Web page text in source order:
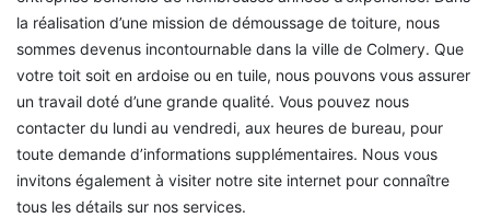
la réalisation d’une mission de démoussage de toiture, nous
sommes devenus incontournable dans la ville de Colmery. Que
votre toit soit en ardoise ou en tuile, nous pouvons vous assurer
un travail doté d’une grande qualité. Vous pouvez nous
contacter du lundi au vendredi, aux heures de bureau, pour
toute demande d’informations supplémentaires. Nous vous
invitons également à visiter notre site internet pour connaître
tous les détails sur nos services.